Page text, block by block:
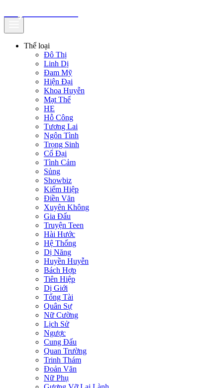
Thể loại
Đô Thị
Linh Dị
Đam Mỹ
Hiện Đại
Khoa Huyễn
Mạt Thế
HE
Hỗ Công
Tương Lai
Ngôn Tình
Trọng Sinh
Cổ Đại
Tình Cảm
Sủng
Showbiz
Kiếm Hiệp
Điền Văn
Xuyên Không
Gia Đấu
Truyện Teen
Hài Hước
Hệ Thống
Dị Năng
Huyền Huyễn
Bách Hợp
Tiên Hiệp
Dị Giới
Tổng Tài
Quân Sự
Nữ Cường
Lịch Sử
Ngược
Cung Đấu
Quan Trường
Trinh Thám
Đoản Văn
Nữ Phụ